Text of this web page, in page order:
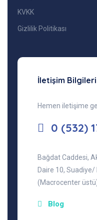
KVKK
Gizlilik Politikası
İletişim Bilgileri
Hemen iletişime
0 (532)
Bağdat Caddesi,
Daire 10, Suadiye/
(Macrocenter
Blog